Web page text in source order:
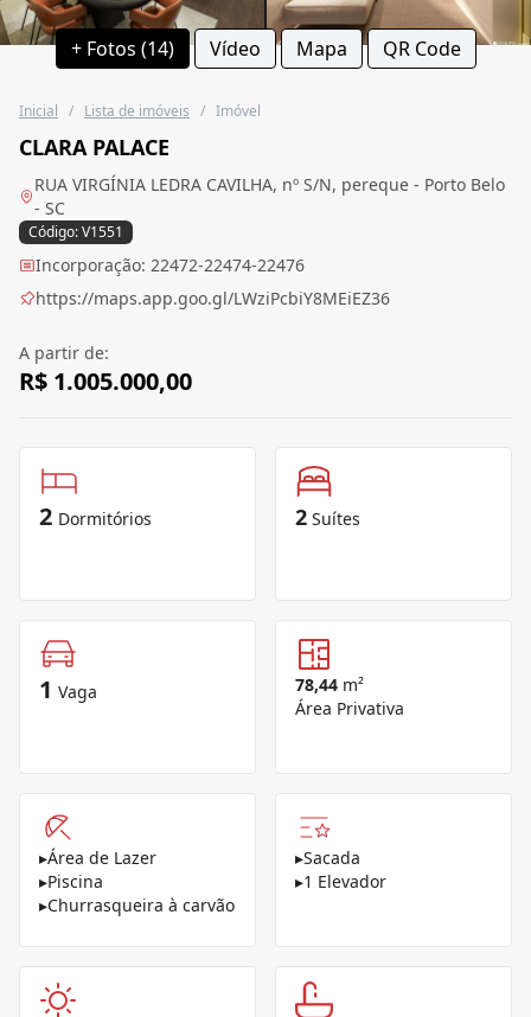
+ Fotos (14) Vídeo Mapa QR Code
Inicial / Lista de imóveis / Imóvel
CLARA PALACE
RUA VIRGÍNIA LEDRA CAVILHA, nº S/N, pereque - Porto Belo
- SC
Código: V1551
Incorporação: 22472-22474-22476
https://maps.app.goo.gl/LWziPcbiY8MEiEZ36
A partir de:
R$ 1.005.000,00
2 Dormitórios 2 Suítes
1 Vaga 78,44 m²
Área Privativa
▸Área de Lazer
▸Piscina
▸Churrasqueira à carvão
▸Sacada
▸1 Elevador